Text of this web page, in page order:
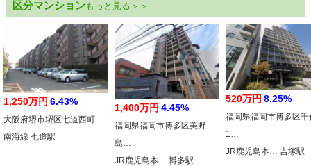
区分マンションもっと見る＞＞
1,250万円 6.43%
大阪府堺市堺区七道西町
南海線 七道駅
1,400万円 4.45%
福岡県福岡市博多区美野
島…
JR鹿児島本… 博多駅
520万円 8.25%
福岡県福岡市博多区千
1…
JR鹿児島本… 吉塚駅